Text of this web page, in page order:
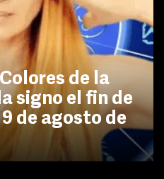
de la
signo el fin de
de agosto de